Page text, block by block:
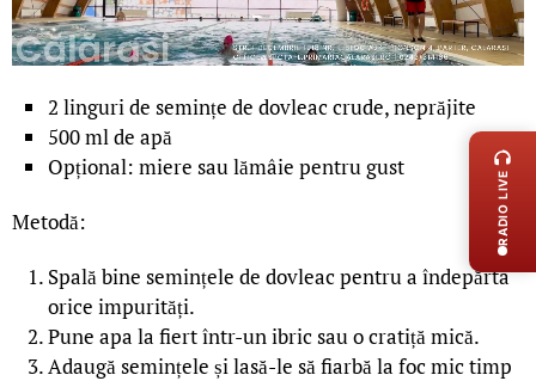
2 linguri de semințe de dovleac crude, neprăjite
500 ml de apă
Opțional: miere sau lămâie pentru gust
Metodă:
Spală bine semințele de dovleac pentru a îndepărta
orice impurități.
Pune apa la fiert într-un ibric sau o cratiță mică.
Adaugă semințele și lasă-le să fiarbă la foc mic timp
RADIO LIVE